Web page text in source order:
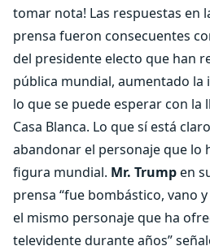
tomar nota! Las respuestas en
prensa fueron consecuentes
del presidente electo que han
pública mundial, aumentado
lo que se puede esperar con la
Casa Blanca. Lo que sí está
abandonar el personaje que lo
figura mundial. Mr. Trumpen
prensa “fue bombástico, vano
el mismo personaje que ha
televidente durante años”